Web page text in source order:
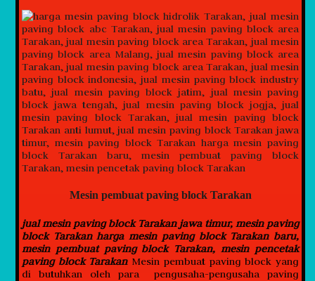
Mesin pembuat paving block Tarakan
jual mesin paving block Tarakan jawa timur, mesin paving
block Tarakan harga mesin paving block Tarakan baru,
mesin pembuat paving block Tarakan, mesin pencetak
paving block Tarakan Mesin pembuat paving block yang
di butuhkan oleh para pengusaha-pengusaha paving